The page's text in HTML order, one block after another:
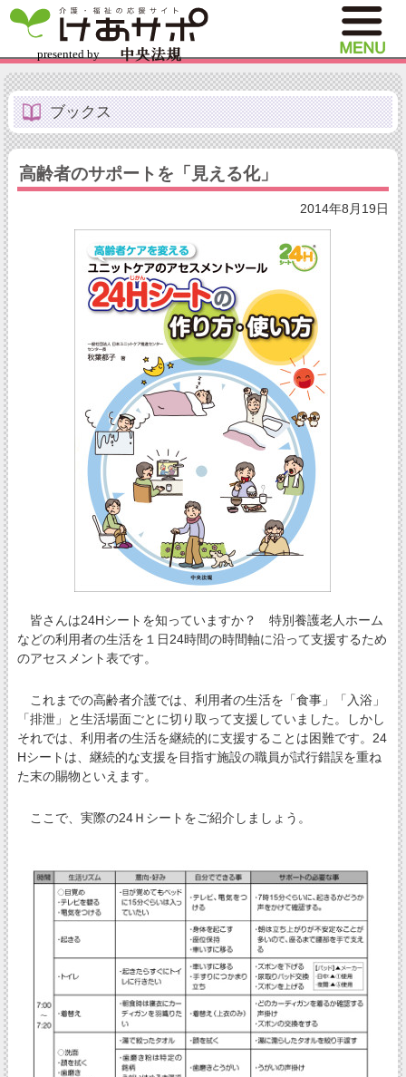
ブックス
高齢者のサポートを「見える化」
2014年8月19日
皆さんは24Hシートを知っていますか？ 特別養護老人ホーム
などの利用者の生活を１日24時間の時間軸に沿って支援するため
のアセスメント表です。
これまでの高齢者介護では、利用者の生活を「食事」「入浴」
「排泄」と生活場面ごとに切り取って支援していました。しかし
それでは、利用者の生活を継続的に支援することは困難です。24
Hシートは、継続的な支援を目指す施設の職員が試行錯誤を重ね
た末の賜物といえます。
ここで、実際の24Ｈシートをご紹介しましょう。